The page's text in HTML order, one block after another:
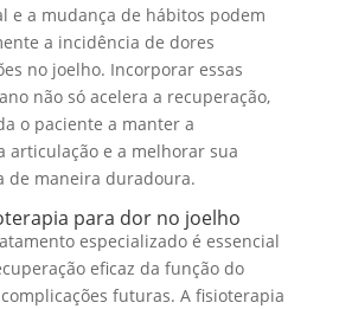
e a mudança de hábitos podem
a incidência de dores
no joelho. Incorporar essas
não só acelera a recuperação,
o paciente a manter a
articulação e a melhorar sua
de maneira duradoura.
para dor no joelho
especializado é essencial
eficaz da função do
futuras. A fisioterapia